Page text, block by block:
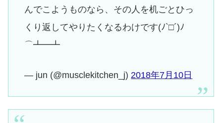
んでこようものなら、その人を机ごとひっ
くり返してやりたくなるわけです(ﾉ`□´)ﾉ
⌒┻━┻
— jun (@musclekitchen_j) 2018年7月10日